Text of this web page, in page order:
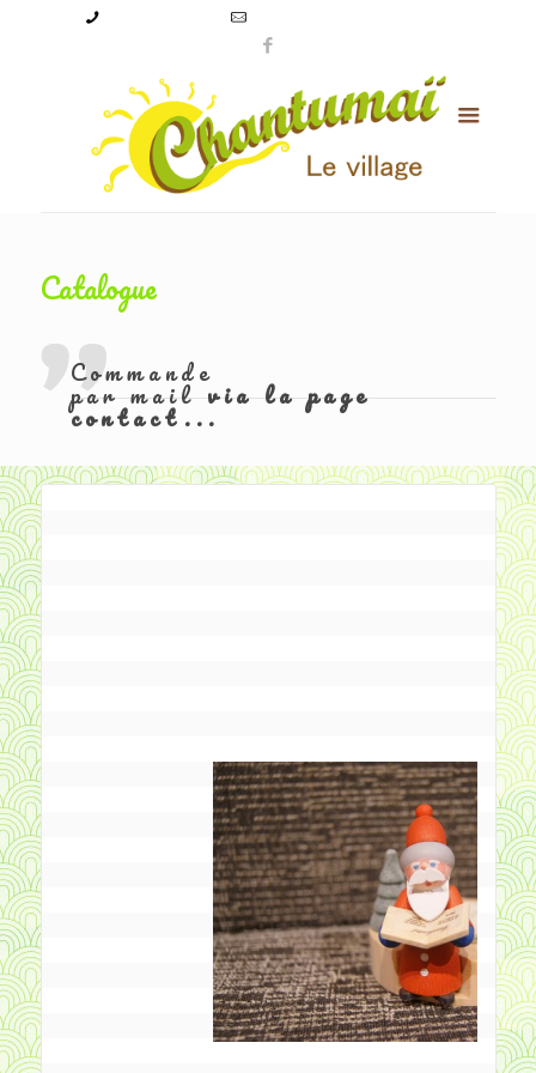
Catalogue
Commande
par mailvia la page
contact...